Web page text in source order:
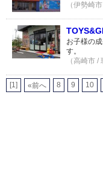
（伊勢崎
お子様の
す。
（高崎市 /
[1] «前へ 8 9 10